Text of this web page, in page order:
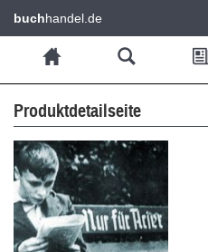
buchhandel.de
Produktdetailseite